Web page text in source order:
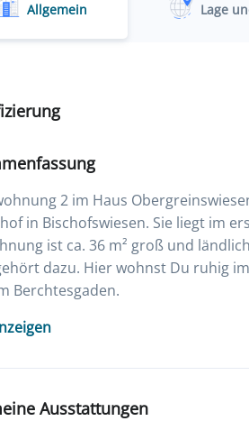
Allgemein Lage
2 im Haus
in Bischofswiesen. Sie liegt im
ist ca. 36 m² groß und
dazu. Hier wohnst Du ruhig
Berchtesgaden.
Ausstattungen